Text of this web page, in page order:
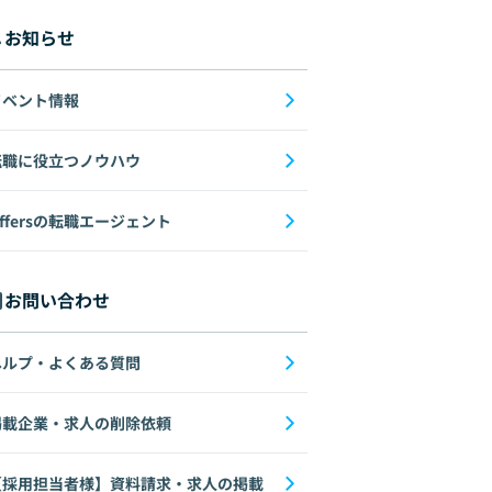
お知らせ
ント情報
に役立つノウハウ
の転職エージェント
お問い合わせ
プ・よくある質問
企業・求人の削除依頼
用担当者様】資料請求・求人の掲載